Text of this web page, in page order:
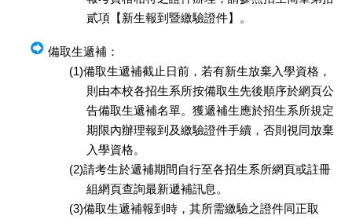
貳項【新生報到暨繳驗證件】。
備取生遞補：
(1)備取生遞補截止日前，若有新生放棄入學資格，
則由本校各招生系所按備取生先後順序於網頁公
告備取生遞補名單。獲遞補生應於招生系所規定
期限內辦理報到及繳驗證件手續，否則視同放棄
入學資格。
(2)請考生於遞補期間自行至各招生系所網頁或註冊
組網頁查詢最新遞補訊息。
(3)備取生遞補報到時，其所需繳驗之證件同正取